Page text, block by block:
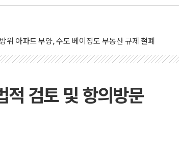
부 전 해상 풍랑주의보…10일까지 최대 3.5m 높은 물결
위 아파트 부양, 수도 베이징도 부동산 규제 철폐
대리 계곡서 수위 상승으로 피서객 7명 고립…전원 구조
·남부 동해안 시간당 50mm 이상 폭우…호우경보 발효
에서 일하던 90대 숨져…온열질환 여부 조사
적 검토 및 항의방문